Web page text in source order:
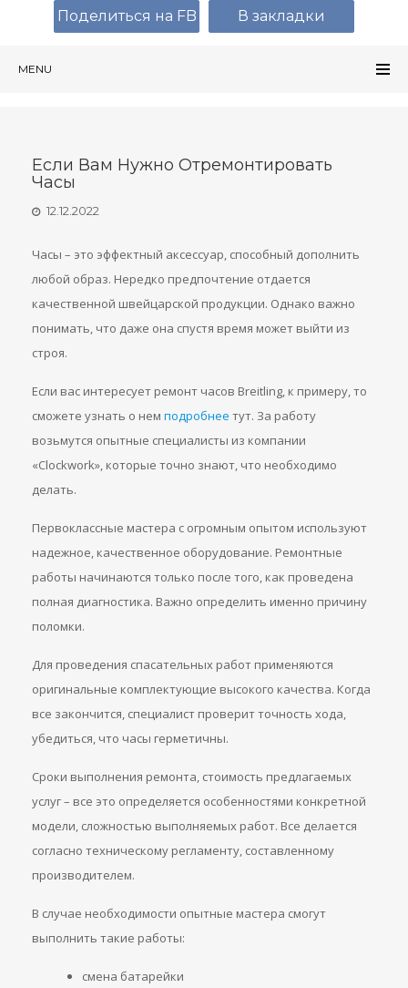
MENU
Если Вам Нужно Отремонтировать
Часы
12.12.2022
Часы – это эффектный аксессуар, способный дополнить
любой образ. Нередко предпочтение отдается
качественной швейцарской продукции. Однако важно
понимать, что даже она спустя время может выйти из
строя.
Если вас интересует ремонт часов Breitling, к примеру, то
сможете узнать о нем подробнее тут. За работу
возьмутся опытные специалисты из компании
«Clockwork», которые точно знают, что необходимо
делать.
Первоклассные мастера с огромным опытом используют
надежное, качественное оборудование. Ремонтные
работы начинаются только после того, как проведена
полная диагностика. Важно определить именно причину
поломки.
Для проведения спасательных работ применяются
оригинальные комплектующие высокого качества. Когда
все закончится, специалист проверит точность хода,
убедиться, что часы герметичны.
Сроки выполнения ремонта, стоимость предлагаемых
услуг – все это определяется особенностями конкретной
модели, сложностью выполняемых работ. Все делается
согласно техническому регламенту, составленному
производителем.
В случае необходимости опытные мастера смогут
выполнить такие работы:
смена батарейки
Поделиться на FB В закладки